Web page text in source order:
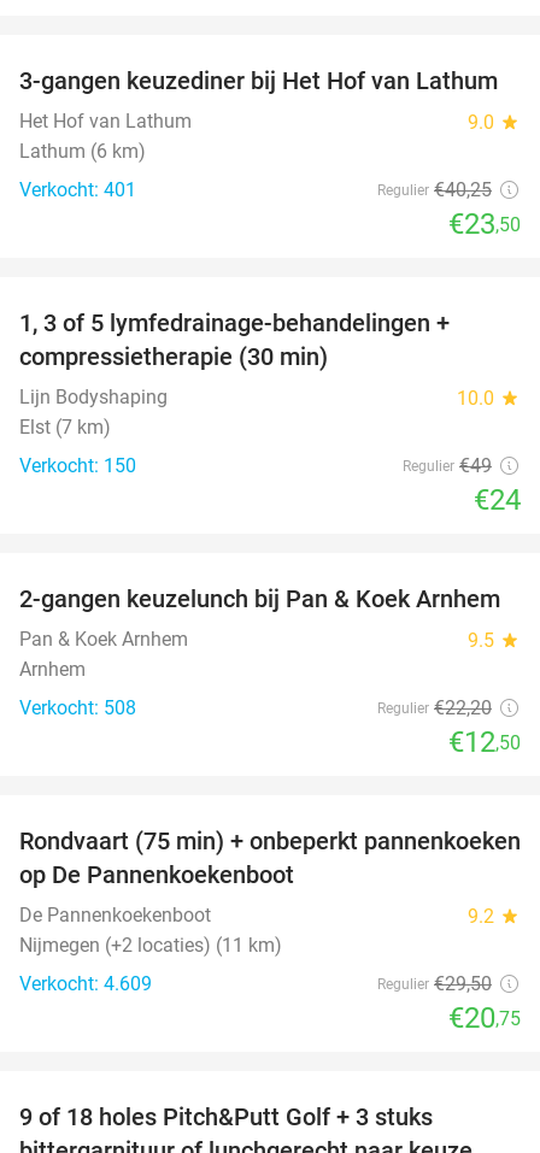
42%
3-gangen keuzediner bij Het Hof van Lathum
Het Hof van Lathum 9.0 star
Lathum (6 km)
Verkocht: 401
Regulier €40,25
€23,50
1, 3 of 5 lymfedrainage-behandelingen +
compressietherapie (30 min)
Lijn Bodyshaping 10.0 star
Elst (7 km)
Verkocht: 150
Regulier €49
€24
44%
2-gangen keuzelunch bij Pan & Koek Arnhem
Pan & Koek Arnhem 9.5 star
Arnhem
Verkocht: 508
Regulier €22,20
€12,50
30%
Rondvaart (75 min) + onbeperkt pannenkoeken
op De Pannenkoekenboot
De Pannenkoekenboot 9.2 star
Nijmegen (+2 locaties) (11 km)
Verkocht: 4.609
Regulier €29,50
€20,75
9 of 18 holes Pitch&Putt Golf + 3 stuks